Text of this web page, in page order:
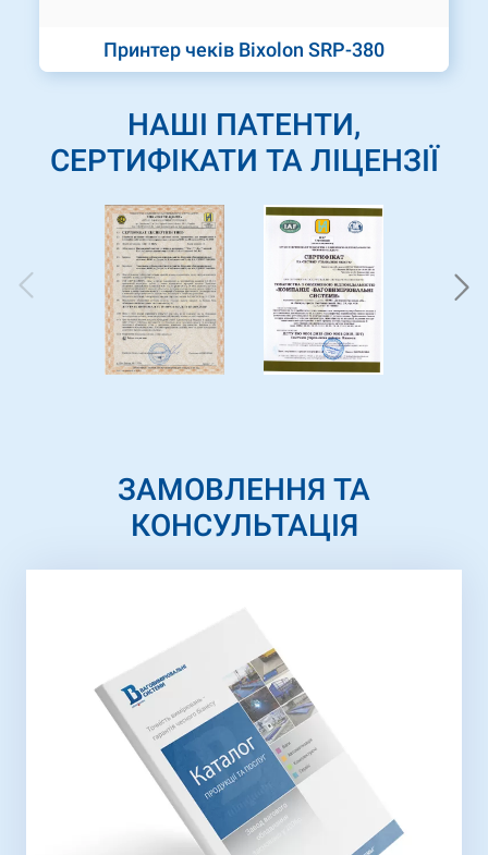
Принтер чеків Bixolon SRP-380
НАШІ ПАТЕНТИ,
СЕРТИФІКАТИ ТА ЛІЦЕНЗІЇ
ЗАМОВЛЕННЯ ТА
КОНСУЛЬТАЦІЯ